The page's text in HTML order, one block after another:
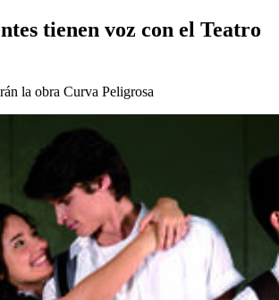
tienen voz con el Teatro
la obra Curva Peligrosa